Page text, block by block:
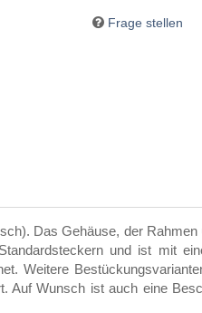
Frage stellen
Das Gehäuse, der
und ist mit
Weitere
Auf Wunsch ist auch eine